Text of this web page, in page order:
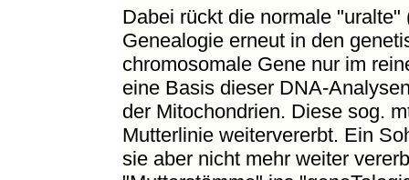
Dabei rückt die normale
Genealogie erneut in den
chromosomale Gene nur im
eine Basis dieser DNA-
der Mitochondrien. Diese sog.
Mutterlinie weitervererbt. Ein
sie aber nicht mehr weiter